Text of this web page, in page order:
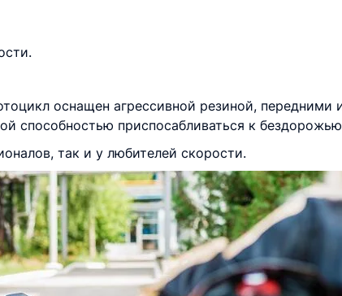
оснащен агрессивной резиной,
способностью приспосабливаться к
так и у любителей скорости.